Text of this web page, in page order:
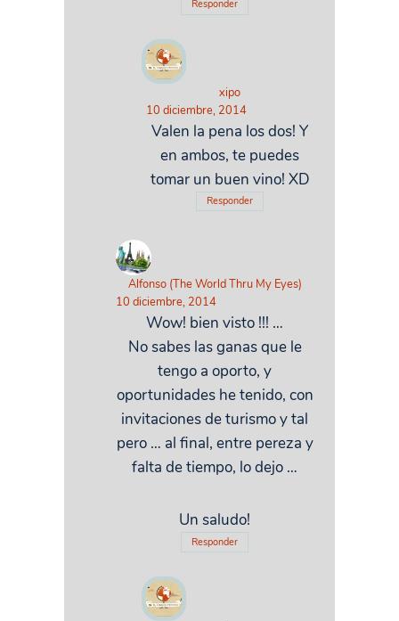
Responder
xipo
10 diciembre, 2014
Valen la pena los dos! Y
en ambos, te puedes
tomar un buen vino! XD
Responder
Alfonso (The World Thru My Eyes)
10 diciembre, 2014
Wow! bien visto !!! …
No sabes las ganas que le
tengo a oporto, y
oportunidades he tenido, con
invitaciones de turismo y tal
pero … al final, entre pereza y
falta de tiempo, lo dejo …
Un saludo!
Responder